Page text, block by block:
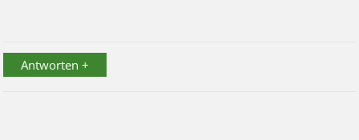
Antworten +